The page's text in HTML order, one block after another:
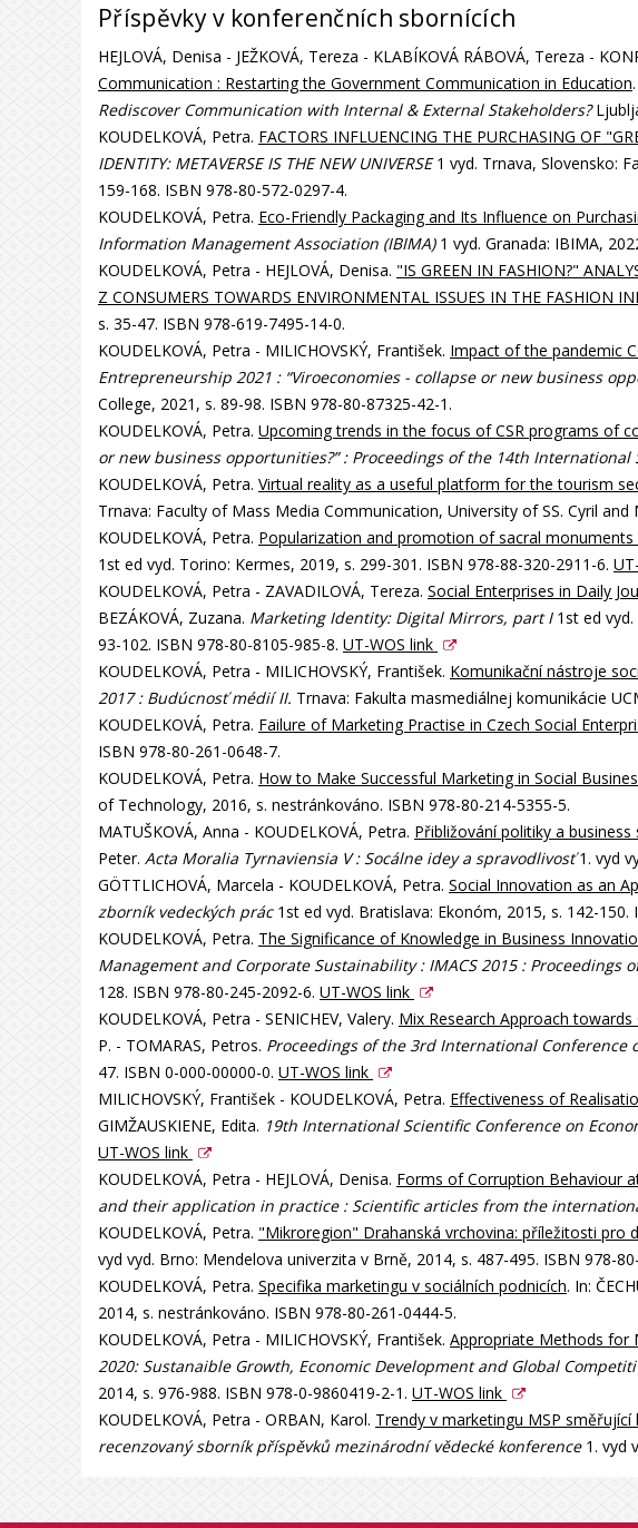
Příspěvky v konferenčních sbornících
HEJLOVÁ, Denisa - JEŽKOVÁ, Tereza - KLABÍKOVÁ RÁBOVÁ, Tereza -
Communication : Restarting the Government Communication in Education
Rediscover Communication with Internal & External Stakeholders?
KOUDELKOVÁ, Petra. FACTORS INFLUENCING THE PURCHASING OF
IDENTITY: METAVERSE IS THE NEW UNIVERSE1 vyd. Trnava, Slovensko:
159-168. ISBN 978-80-572-0297-4.
KOUDELKOVÁ, Petra. Eco-Friendly Packaging and Its Influence on
Information Management Association (IBIMA)1 vyd. Granada: IBIMA,
KOUDELKOVÁ, Petra - HEJLOVÁ, Denisa. "IS GREEN IN FASHION?"
Z CONSUMERS TOWARDS ENVIRONMENTAL ISSUES IN THE FASHION
s. 35-47. ISBN 978-619-7495-14-0.
KOUDELKOVÁ, Petra - MILICHOVSKÝ, František. Impact of the pandemic
Entrepreneurship 2021 : “Viroeconomies - collapse or new business
College, 2021, s. 89-98. ISBN 978-80-87325-42-1.
KOUDELKOVÁ, Petra. Upcoming trends in the focus of CSR programs of
or new business opportunities?” : Proceedings of the 14th International
KOUDELKOVÁ, Petra. Virtual reality as a useful platform for the tourism
Trnava: Faculty of Mass Media Communication, University of SS. Cyril
KOUDELKOVÁ, Petra. Popularization and promotion of sacral monuments
1st ed vyd. Torino: Kermes, 2019, s. 299-301. ISBN 978-88-320-2911-6.
KOUDELKOVÁ, Petra - ZAVADILOVÁ, Tereza. Social Enterprises in Daily
BEZÁKOVÁ, Zuzana. Marketing Identity: Digital Mirrors, part I1st ed vyd.
93-102. ISBN 978-80-8105-985-8. UT-WOS link
KOUDELKOVÁ, Petra - MILICHOVSKÝ, František. Komunikační nástroje
2017 : Budúcnosť médií II. Trnava: Fakulta masmediálnej komunikácie
KOUDELKOVÁ, Petra. Failure of Marketing Practise in Czech Social
ISBN 978-80-261-0648-7.
KOUDELKOVÁ, Petra. How to Make Successful Marketing in Social
of Technology, 2016, s. nestránkováno. ISBN 978-80-214-5355-5.
MATUŠKOVÁ, Anna - KOUDELKOVÁ, Petra. Přibližování politiky a
Peter. Acta Moralia Tyrnaviensia V : Socálne idey a spravodlivosť1. vyd
GÖTTLICHOVÁ, Marcela - KOUDELKOVÁ, Petra. Social Innovation as an
zborník vedeckých prác1st ed vyd. Bratislava: Ekonóm, 2015, s. 142-150.
KOUDELKOVÁ, Petra. The Significance of Knowledge in Business
Management and Corporate Sustainability : IMACS 2015 : Proceedings
128. ISBN 978-80-245-2092-6. UT-WOS link
KOUDELKOVÁ, Petra - SENICHEV, Valery. Mix Research Approach
P. - TOMARAS, Petros. Proceedings of the 3rd International Conference
47. ISBN 0-000-00000-0. UT-WOS link
MILICHOVSKÝ, František - KOUDELKOVÁ, Petra. Effectiveness of
GIMŽAUSKIENE, Edita. 19th International Scientific Conference on
UT-WOS link
KOUDELKOVÁ, Petra - HEJLOVÁ, Denisa. Forms of Corruption Behaviour
and their application in practice : Scientific articles from the
KOUDELKOVÁ, Petra. "Mikroregion" Drahanská vrchovina: příležitosti pro
vyd vyd. Brno: Mendelova univerzita v Brně, 2014, s. 487-495. ISBN 978-
KOUDELKOVÁ, Petra. Specifika marketingu v sociálních podnicích. In:
2014, s. nestránkováno. ISBN 978-80-261-0444-5.
KOUDELKOVÁ, Petra - MILICHOVSKÝ, František. Appropriate Methods for
2020: Sustanaible Growth, Economic Development and Global
2014, s. 976-988. ISBN 978-0-9860419-2-1. UT-WOS link
KOUDELKOVÁ, Petra - ORBAN, Karol. Trendy v marketingu MSP
recenzovaný sborník příspěvků mezinárodní vědecké konference1. vyd